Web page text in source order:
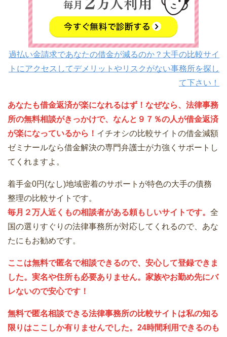
過払い金請求であなたの借金が減るのか？大手の比較サイ
トにアクセスしてデメリットやリスクがない事務所を探し
て下さい！
あなたも借金返済が楽になれるはず！なぜなら、法律事務
所の無料相談がきっかけで、なんと９７％の人が借金返済
が楽になっているから！ イチオシの比較サイトの借金減額
ゼミナールなら借金解決の専門弁護士が力強くサポートし
てくれますよ。
着手金0円(なし)地域密着のサポートが特色の大手の債務
整理の比較サイトです。
毎月２万人近くもの相談者がある頼もしいサイトです。 全
国の選りすぐりの法律事務所が対応してくれるので、あな
たにもお勧めです。
ここは無料で匿名で相談できるので、安心して登録できま
した。実名や住所も必要ありません。家族やお勤め先にバ
レないので安心です！
無料で匿名相談できる法律事務所の比較サイトは私の知る
限りはここしか有りませんでした。24時間利用できるのも